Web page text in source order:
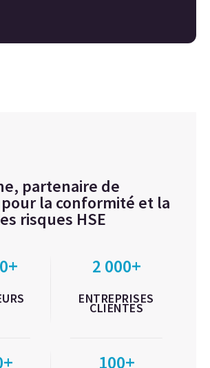
partenaire de
la conformité et la
risques HSE
2 000+
ENTREPRISES
CLIENTES
100+